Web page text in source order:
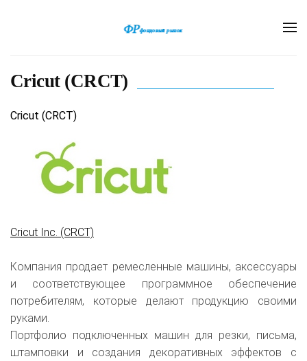
Cricut (CRCT)
Cricut (CRCT)
Cricut Inc. (CRCT)
Компания продает ремесленные машины, аксессуары
и соответствующее программное обеспечение
потребителям, которые делают продукцию своими
руками.
Портфолио подключенных машин для резки, письма,
штамповки и создания декоративных эффектов с